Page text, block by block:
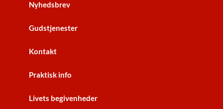
Nyhedsbrev
Gudstjenester
Kontakt
Praktisk info
Livets begivenheder